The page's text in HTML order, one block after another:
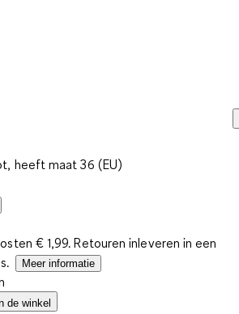
heeft maat 36 (EU)
€ 1,99. Retouren inleveren in een
Meer informatie
de winkel